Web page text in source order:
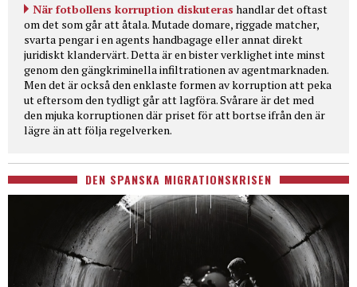
När fotbollens korruption diskuteras handlar det oftast
om det som går att åtala. Mutade domare, riggade matcher,
svarta pengar i en agents handbagage eller annat direkt
juridiskt klandervärt. Detta är en bister verklighet inte minst
genom den gängkriminella infiltrationen av agentmarknaden.
Men det är också den enklaste formen av korruption att peka
ut eftersom den tydligt går att lagföra. Svårare är det med
den mjuka korruptionen där priset för att bortse ifrån den är
lägre än att följa regelverken.
DEN SPANSKA MIGRATIONSKRISEN